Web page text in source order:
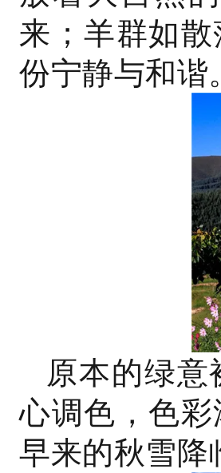
来；羊群如
份宁静与和谐。
原本的绿
心调色，色
早来的秋雪